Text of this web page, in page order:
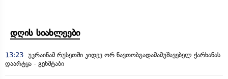
დღის სიახლეები
13:23 უკრაინამ რუსეთში კიდევ ორ ნავთობგადამამუშავებელ ქარხანას
დაარტყა - გენშტაბი